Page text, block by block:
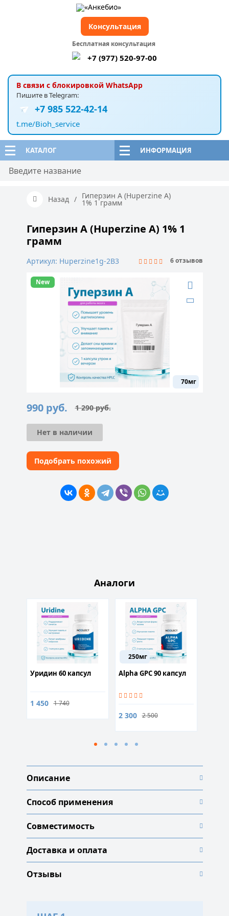
КАТАЛОГ ИНФОРМАЦИЯ
В связи с блокировкой WhatsApp
Пишите в Telegram:
+7 985 522-42-14
t.me/Bioh_service
Бесплатная консультация
+7 (977) 520-97-00
Консультация
Назад / Гиперзин А (Huperzine A)
1% 1 грамм
Гиперзин А (Huperzine A) 1% 1
грамм
Артикул: Huperzine1g-2B3 6 отзывов
70мг
New
1 290руб.
Первоначальная
составляла
290 руб..
990 руб.
Текущая
990 руб..
Нет в наличии
Подобрать похожий
Аналоги
Уридин 60 капсул
1 450 1 740
250мг
Alpha GPC 90 капсул
2 300 2 500
Описание
Способ применения
Совместимость
Доставка и оплата
Отзывы